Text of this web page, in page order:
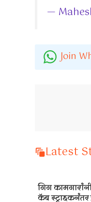
—
Join
Latest
गिग
कॅब स्ट्राइकनंतर